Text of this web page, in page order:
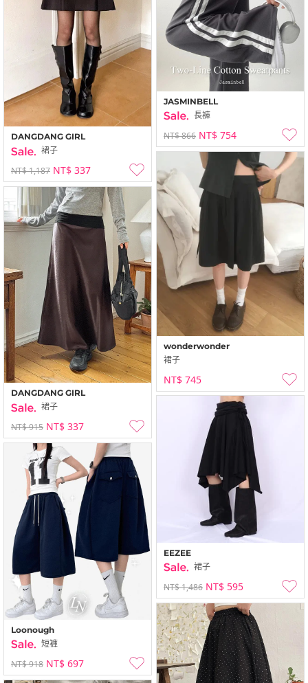
JASMINBELL
長褲
NT$ 866 NT$ 754
DANGDANG GIRL
裙子
NT$ 1,187 NT$ 337
wonderwonder
裙子
NT$ 745
DANGDANG GIRL
裙子
NT$ 915 NT$ 337
EEZEE
裙子
NT$ 1,486 NT$ 595
Loonough
短褲
NT$ 918 NT$ 697